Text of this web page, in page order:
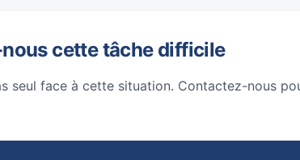
cette tâche difficile
seul face à cette situation. Contactez-nous